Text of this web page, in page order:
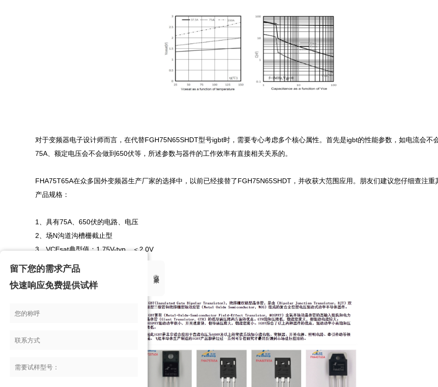
对于变频器电子设计师而言，在代替FGH75N65SHDT型号igbt时，需要专心考虑多个核心属性。首先是igbt的性能参数，如电流会不
75A、额定电压会不会做到650伏等，所述参数与器件的工作效率有直接相关关系的。
FHA75T65A在众多国外变频器生产厂家的选择中，以前已经接替了FGH75N65SHDT，并收获大范围应用。朋友们建议您仔细查注重
产品规格：
1、具有75A、650伏的电路、电压
2、场N沟道沟槽栅截止型
3、VCEsat典型值：1.75V-typ，＜2.0V
4、拖尾电流非常短
留下您的需求产品
快速响应免费提供试样